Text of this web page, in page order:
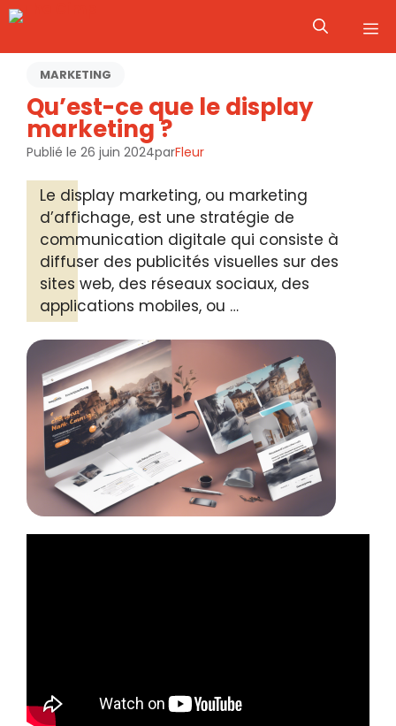
Aller
contenu
MARKETING
Qu’est-ce que le display
marketing ?
Publié le 26 juin 2024parFleur
Le display marketing, ou marketing
d’affichage, est une stratégie de
communication digitale qui consiste à
diffuser des publicités visuelles sur des
sites web, des réseaux sociaux, des
applications mobiles, ou …